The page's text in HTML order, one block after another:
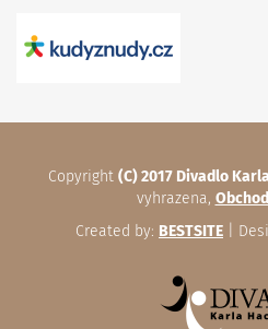
Copyright (C) 2017 Divadlo
vyhrazena,
Created by: BESTSITE |